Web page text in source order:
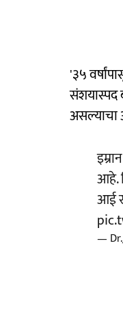
'३५
संशयास्पद
असल्याचा
आहे.
आई
—